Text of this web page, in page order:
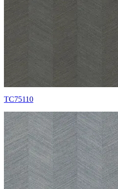
TC75110